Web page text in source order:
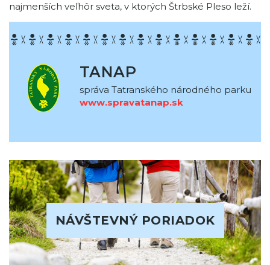
najmenších veľhôr sveta, v ktorých Štrbské Pleso leží.
TANAP
správa Tatranského národného parku
www.spravatanap.sk
NÁVŠTEVNÝ PORIADOK